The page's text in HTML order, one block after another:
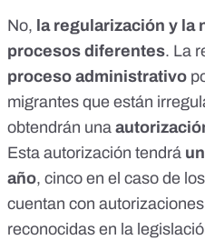
No, la regularización y la
procesos diferentes. La
proceso administrativo
migrantes que están
obtendrán una
Esta autorización tendrá
año, cinco en el caso de
cuentan con
reconocidas en la